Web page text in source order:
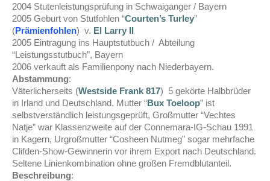
2004 Stutenleistungsprüfung in Schwaiganger / Bayern
2005 Geburt von Stutfohlen “Courten’s Turley”
(Prämienfohlen) v. El Larry II
2005 Eintragung ins Hauptstutbuch / Abteilung
“Leistungsstutbuch”, Bayern
2006 verkauft als Familienpony nach Niederbayern.
Abstammung:
Väterlicherseits (Westside Frank 817) 5 gekörte Halbbrüder
in Irland und Deutschland. Mutter “Bux Toeloop” ist
selbstverständlich leistungsgeprüft, Großmutter “Vechtes
Natje” war Klassenzweite auf der Connemara-IG-Schau 1991
in Kagern, Urgroßmutter “Cosheen Nutmeg” sogar mehrfache
Clifden-Show-Gewinnerin vor ihrem Export nach Deutschland.
Seltene Linienkombination ohne großen Fremdblutanteil.
Beschreibung: